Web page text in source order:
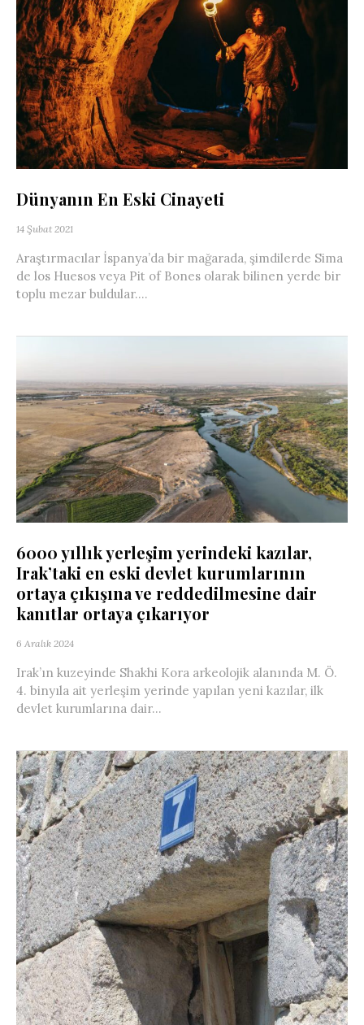
Dünyanın En Eski Cinayeti
14 Şubat 2021
Araştırmacılar İspanya’da bir mağarada, şimdilerde Sima
de los Huesos veya Pit of Bones olarak bilinen yerde bir
toplu mezar buldular....
6000 yıllık yerleşim yerindeki kazılar,
Irak’taki en eski devlet kurumlarının
ortaya çıkışına ve reddedilmesine dair
kanıtlar ortaya çıkarıyor
6 Aralık 2024
Irak’ın kuzeyinde Shakhi Kora arkeolojik alanında M. Ö.
4. binyıla ait yerleşim yerinde yapılan yeni kazılar, ilk
devlet kurumlarına dair...